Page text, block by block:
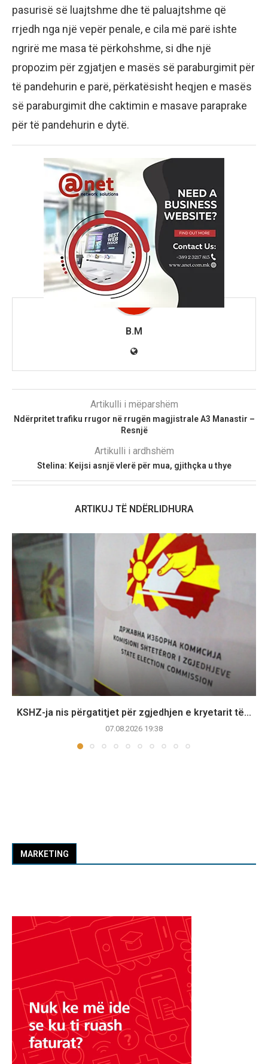
pasurisë së luajtshme dhe të paluajtshme që
rrjedh nga një vepër penale, e cila më parë ishte
ngrirë me masa të përkohshme, si dhe një
propozim për zgjatjen e masës së paraburgimit për
të pandehurin e parë, përkatësisht heqjen e masës
së paraburgimit dhe caktimin e masave paraprake
për të pandehurin e dytë.
B.M
Artikulli i mëparshëm
Ndërpritet trafiku rrugor në rrugën magjistrale A3 Manastir –
Resnjë
Artikulli i ardhshëm
Stelina: Keijsi asnjë vlerë për mua, gjithçka u thye
ARTIKUJ TË NDËRLIDHURA
KSHZ-ja nis përgatitjet për zgjedhjen e kryetarit të...
07.08.2026 19:38
MARKETING